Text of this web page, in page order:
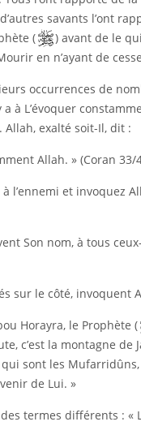
savants l’ont
(
) avant de le
en n’ayant de
occurrences de
à L’évoquer
Allah, exalté soit-Il, dit :
Allah. » (Coran 33/
l’ennemi et invoquez
Son nom, à tous
sur le côté, invoquent
Horayra, le Prophète (
c’est la montagne
sont les
de Lui. »
termes différents :